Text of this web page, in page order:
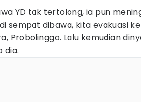
YD tak tertolong, ia pun
sempat dibawa, kita evakuasi
Probolinggo. Lalu kemudian
dia.